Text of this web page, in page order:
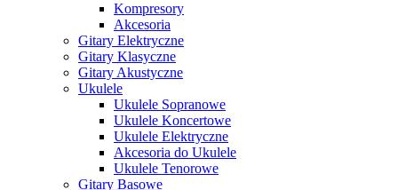
Kompresory
Akcesoria
Gitary Elektryczne
Gitary Klasyczne
Gitary Akustyczne
Ukulele
Ukulele Sopranowe
Ukulele Koncertowe
Ukulele Elektryczne
Akcesoria do Ukulele
Ukulele Tenorowe
Gitary Basowe